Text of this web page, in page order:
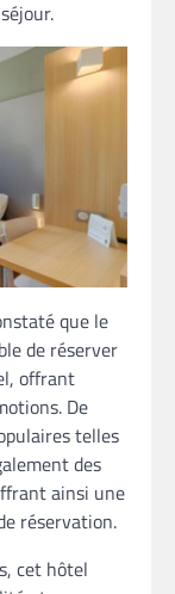
que le
de réserver
offrant
De
telles
des
ainsi une
réservation.
cet hôtel